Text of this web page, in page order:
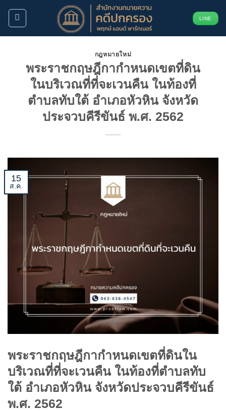
ข้าม
ยัง
LINE
กฎหมายใหม่
พระราชกฤษฎีกากำหนดเขตที่ดิน
ในบริเวณที่ที่จะเวนคืน ในท้องที่
ตำบลทับใต้ อำเภอหัวหิน จังหวัด
ประจวบคีรีขันธ์ พ.ศ. 2562
15
ส.ค.
พระราชกฤษฎีกากำหนดเขตที่ดินใน
บริเวณที่ที่จะเวนคืน ในท้องที่ตำบลทับ
ใต้ อำเภอหัวหิน จังหวัดประจวบคีรีขันธ์
พ.ศ. 2562